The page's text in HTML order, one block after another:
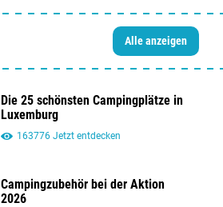
Alle anzeigen
Die 25 schönsten Campingplätze in
Luxemburg
163776 Jetzt entdecken
Campingzubehör bei der Aktion
2026